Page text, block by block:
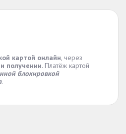
картой онлайн, через
получении. Платёж картой
блокировкой
.